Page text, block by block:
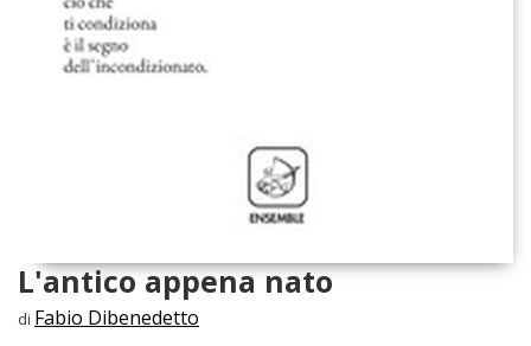
L'antico appena nato
di Fabio Dibenedetto